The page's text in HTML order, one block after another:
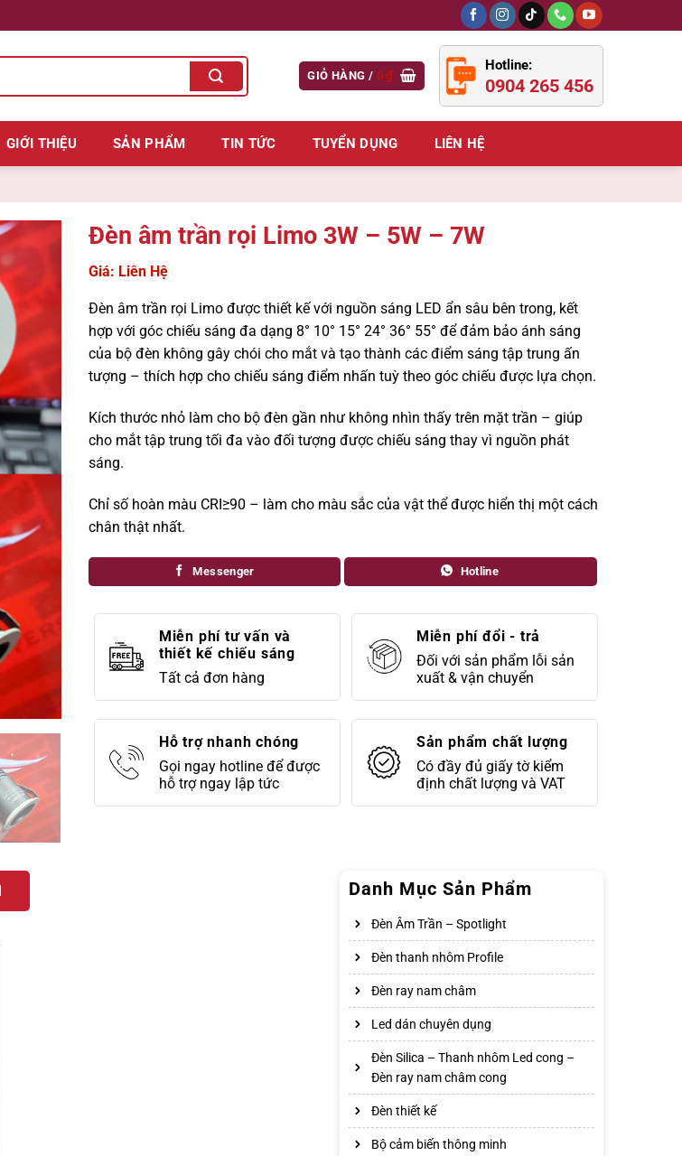
GIỎ HÀNG / 0₫
Hotline:
0904 265 456
GIỚI THIỆU SẢN PHẨM TIN TỨC TUYỂN DỤNG LIÊN HỆ
Đèn âm trần rọi Limo 3W – 5W – 7W
Giá: Liên Hệ
Đèn âm trần rọi Limo được thiết kế với nguồn sáng LED ẩn sâu bên trong, kết
hợp với góc chiếu sáng đa dạng 8° 10° 15° 24° 36° 55° để đảm bảo ánh sáng
của bộ đèn không gây chói cho mắt và tạo thành các điểm sáng tập trung ấn
tượng – thích hợp cho chiếu sáng điểm nhấn tuỳ theo góc chiếu được lựa chọn.
Kích thước nhỏ làm cho bộ đèn gần như không nhìn thấy trên mặt trần – giúp
cho mắt tập trung tối đa vào đối tượng được chiếu sáng thay vì nguồn phát
sáng.
Chỉ số hoàn màu CRI≥90 – làm cho màu sắc của vật thể được hiển thị một cách
chân thật nhất.
Messenger Hotline
Miễn phí tư vấn và
thiết kế chiếu sáng
Tất cả đơn hàng
Miễn phí đổi - trả
Đối với sản phẩm lỗi sản
xuất & vận chuyển
Hỗ trợ nhanh chóng
Gọi ngay hotline để được
hỗ trợ ngay lập tức
Sản phẩm chất lượng
Có đầy đủ giấy tờ kiểm
định chất lượng và VAT
Danh Mục Sản Phẩm
Đèn Âm Trần – Spotlight
Đèn thanh nhôm Profile
Đèn ray nam châm
Led dán chuyên dụng
Đèn Silica – Thanh nhôm Led cong –
Đèn ray nam châm cong
Đèn thiết kế
Bộ cảm biến thông minh